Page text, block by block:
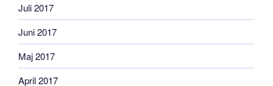
Juli 2017
Juni 2017
Maj 2017
April 2017